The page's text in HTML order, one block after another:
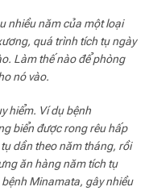
nhiều năm của một loại
quá trình tích tụ ngày
Làm thế nào để phòng
nó vào.
hiểm. Ví dụ bệnh
biển được rong rêu hấp
dần theo năm tháng, rồi
ăn hàng năm tích tụ
Minamata, gây nhiều